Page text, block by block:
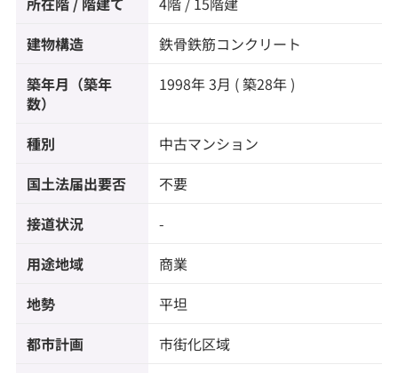
建物構造 鉄骨鉄筋コンクリート
築年月（築年
数）
1998年 3月 ( 築28年 )
種別 中古マンション
国土法届出要否 不要
接道状況 -
用途地域 商業
地勢 平坦
都市計画 市街化区域